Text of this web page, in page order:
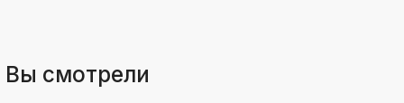
Вы смотрели